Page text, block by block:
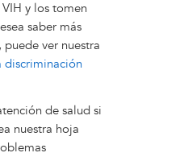
y los tomen
saber más
ver nuestra
discriminación
de salud si
nuestra hoja